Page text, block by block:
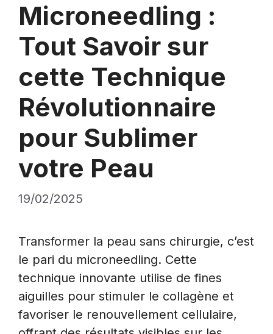
Microneedling :
Tout Savoir sur
cette Technique
Révolutionnaire
pour Sublimer
votre Peau
19/02/2025
Transformer la peau sans chirurgie, c’est
le pari du microneedling. Cette
technique innovante utilise de fines
aiguilles pour stimuler le collagène et
favoriser le renouvellement cellulaire,